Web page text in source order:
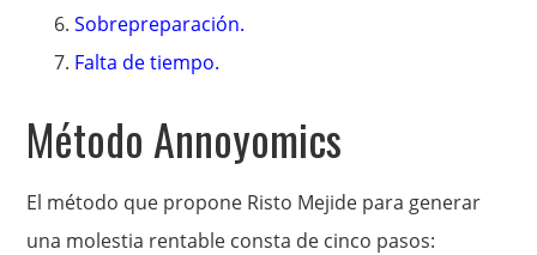
Sobrepreparación.
Falta de tiempo.
Método Annoyomics
El método que propone Risto Mejide para generar
una molestia rentable consta de cinco pasos: